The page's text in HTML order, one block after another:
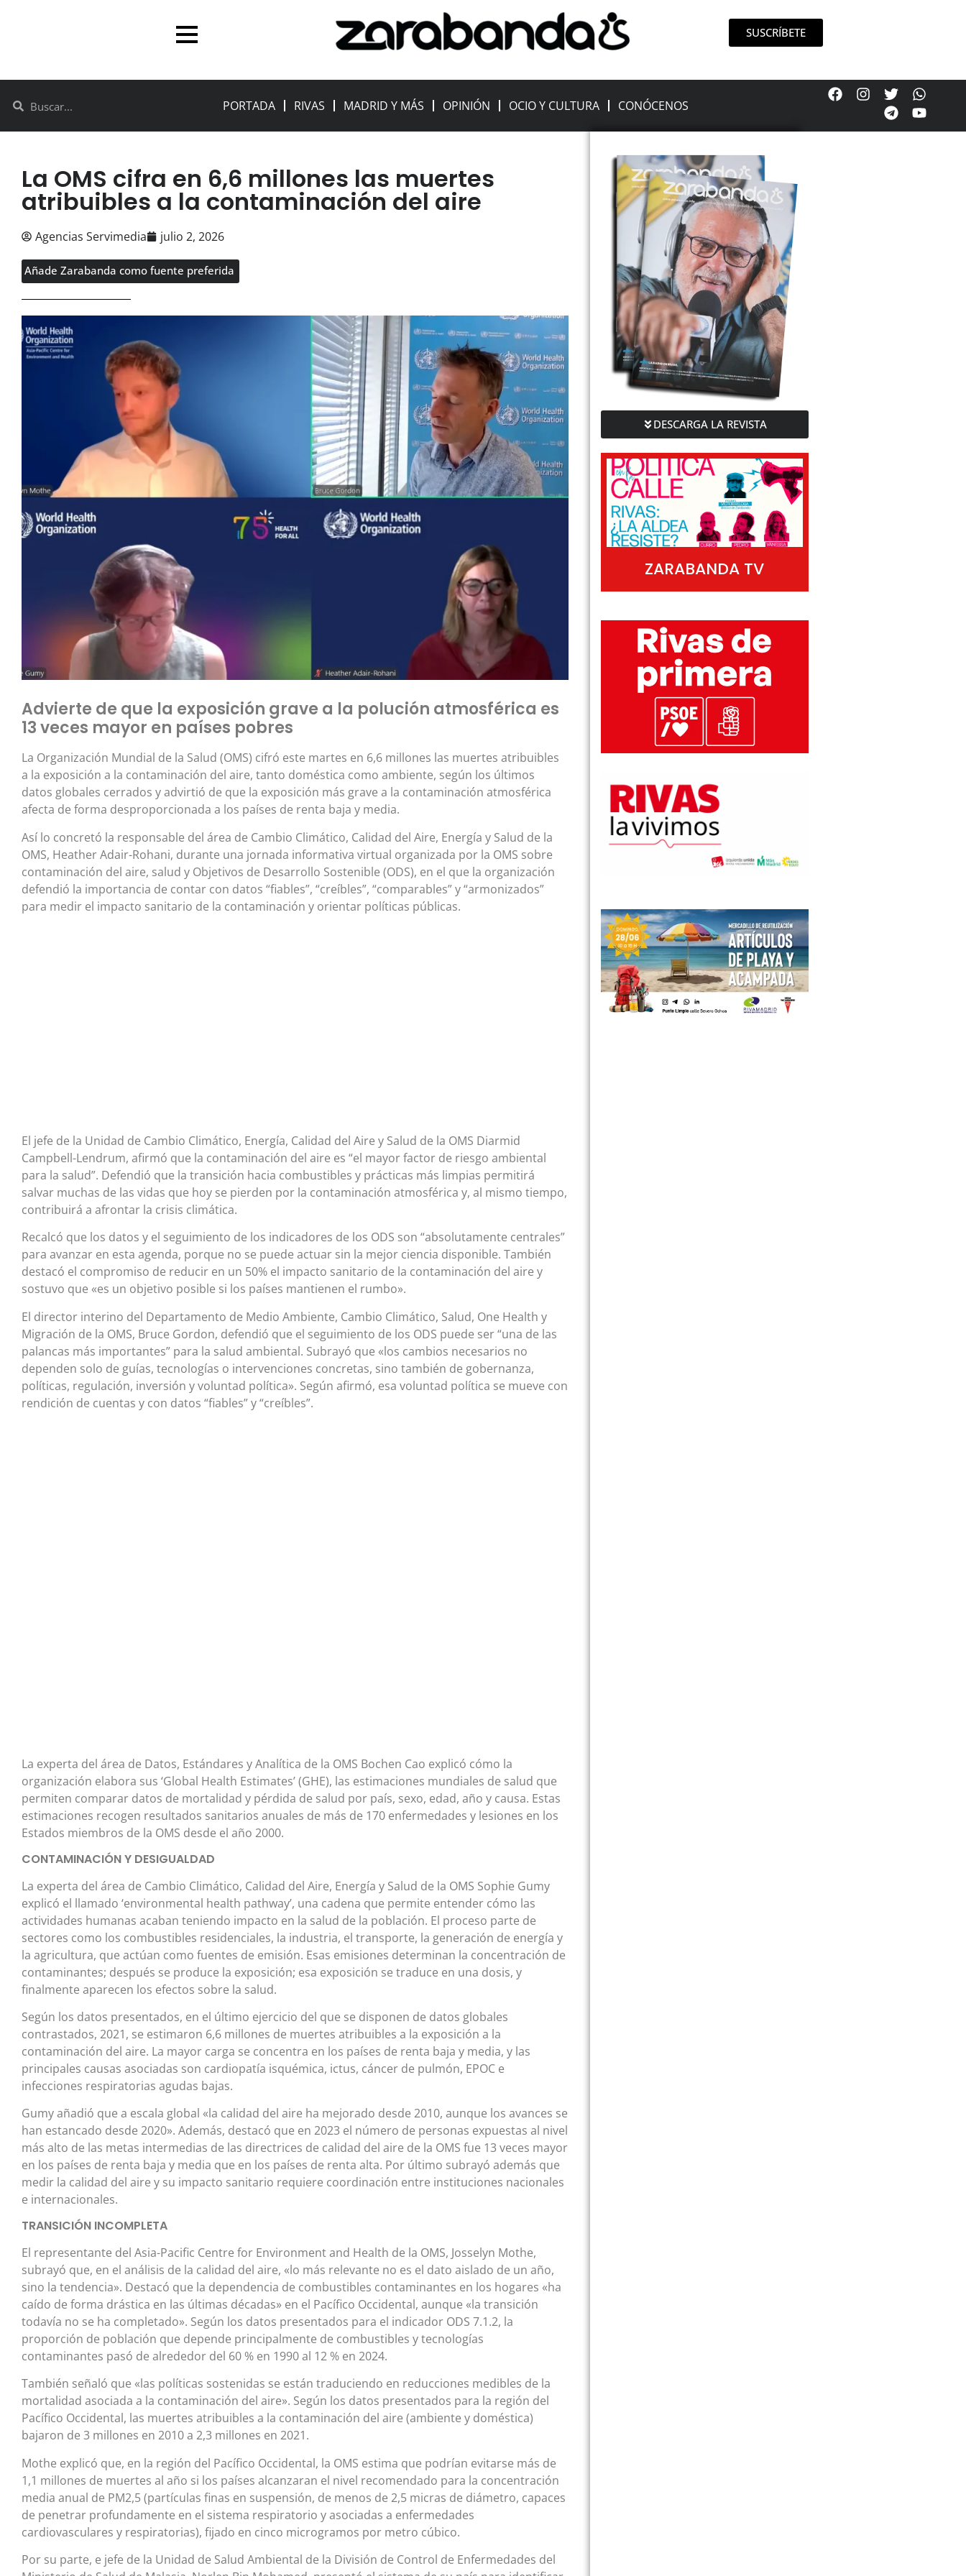
SUSCRÍBETE
PORTADA RIVAS MADRID Y MÁS OPINIÓN OCIO Y CULTURA CONÓCENOS
La OMS cifra en 6,6 millones las muertes
atribuibles a la contaminación del aire
Agencias Servimedia julio 2, 2026
Añade Zarabanda como fuente preferida
Advierte de que la exposición grave a la polución atmosférica es
13 veces mayor en países pobres
La Organización Mundial de la Salud (OMS) cifró este martes en 6,6 millones las muertes atribuibles
a la exposición a la contaminación del aire, tanto doméstica como ambiente, según los últimos
datos globales cerrados y advirtió de que la exposición más grave a la contaminación atmosférica
afecta de forma desproporcionada a los países de renta baja y media.
Así lo concretó la responsable del área de Cambio Climático, Calidad del Aire, Energía y Salud de la
OMS, Heather Adair-Rohani, durante una jornada informativa virtual organizada por la OMS sobre
contaminación del aire, salud y Objetivos de Desarrollo Sostenible (ODS), en el que la organización
defendió la importancia de contar con datos “fiables”, “creíbles”, “comparables” y “armonizados”
para medir el impacto sanitario de la contaminación y orientar políticas públicas.
El jefe de la Unidad de Cambio Climático, Energía, Calidad del Aire y Salud de la OMS Diarmid
Campbell-Lendrum, afirmó que la contaminación del aire es “el mayor factor de riesgo ambiental
para la salud”. Defendió que la transición hacia combustibles y prácticas más limpias permitirá
salvar muchas de las vidas que hoy se pierden por la contaminación atmosférica y, al mismo tiempo,
contribuirá a afrontar la crisis climática.
Recalcó que los datos y el seguimiento de los indicadores de los ODS son “absolutamente centrales”
para avanzar en esta agenda, porque no se puede actuar sin la mejor ciencia disponible. También
destacó el compromiso de reducir en un 50% el impacto sanitario de la contaminación del aire y
sostuvo que «es un objetivo posible si los países mantienen el rumbo».
El director interino del Departamento de Medio Ambiente, Cambio Climático, Salud, One Health y
Migración de la OMS, Bruce Gordon, defendió que el seguimiento de los ODS puede ser “una de las
palancas más importantes” para la salud ambiental. Subrayó que «los cambios necesarios no
dependen solo de guías, tecnologías o intervenciones concretas, sino también de gobernanza,
políticas, regulación, inversión y voluntad política». Según afirmó, esa voluntad política se mueve con
rendición de cuentas y con datos “fiables” y “creíbles”.
La experta del área de Datos, Estándares y Analítica de la OMS Bochen Cao explicó cómo la
organización elabora sus ‘Global Health Estimates’ (GHE), las estimaciones mundiales de salud que
permiten comparar datos de mortalidad y pérdida de salud por país, sexo, edad, año y causa. Estas
estimaciones recogen resultados sanitarios anuales de más de 170 enfermedades y lesiones en los
Estados miembros de la OMS desde el año 2000.
CONTAMINACIÓN Y DESIGUALDAD
La experta del área de Cambio Climático, Calidad del Aire, Energía y Salud de la OMS Sophie Gumy
explicó el llamado ‘environmental health pathway’, una cadena que permite entender cómo las
actividades humanas acaban teniendo impacto en la salud de la población. El proceso parte de
sectores como los combustibles residenciales, la industria, el transporte, la generación de energía y
la agricultura, que actúan como fuentes de emisión. Esas emisiones determinan la concentración de
contaminantes; después se produce la exposición; esa exposición se traduce en una dosis, y
finalmente aparecen los efectos sobre la salud.
Según los datos presentados, en el último ejercicio del que se disponen de datos globales
contrastados, 2021, se estimaron 6,6 millones de muertes atribuibles a la exposición a la
contaminación del aire. La mayor carga se concentra en los países de renta baja y media, y las
principales causas asociadas son cardiopatía isquémica, ictus, cáncer de pulmón, EPOC e
infecciones respiratorias agudas bajas.
Gumy añadió que a escala global «la calidad del aire ha mejorado desde 2010, aunque los avances se
han estancado desde 2020». Además, destacó que en 2023 el número de personas expuestas al nivel
más alto de las metas intermedias de las directrices de calidad del aire de la OMS fue 13 veces mayor
en los países de renta baja y media que en los países de renta alta. Por último subrayó además que
medir la calidad del aire y su impacto sanitario requiere coordinación entre instituciones nacionales
e internacionales.
TRANSICIÓN INCOMPLETA
El representante del Asia-Pacific Centre for Environment and Health de la OMS, Josselyn Mothe,
subrayó que, en el análisis de la calidad del aire, «lo más relevante no es el dato aislado de un año,
sino la tendencia». Destacó que la dependencia de combustibles contaminantes en los hogares «ha
caído de forma drástica en las últimas décadas» en el Pacífico Occidental, aunque «la transición
todavía no se ha completado». Según los datos presentados para el indicador ODS 7.1.2, la
proporción de población que depende principalmente de combustibles y tecnologías
contaminantes pasó de alrededor del 60 % en 1990 al 12 % en 2024.
También señaló que «las políticas sostenidas se están traduciendo en reducciones medibles de la
mortalidad asociada a la contaminación del aire». Según los datos presentados para la región del
Pacífico Occidental, las muertes atribuibles a la contaminación del aire (ambiente y doméstica)
bajaron de 3 millones en 2010 a 2,3 millones en 2021.
Mothe explicó que, en la región del Pacífico Occidental, la OMS estima que podrían evitarse más de
1,1 millones de muertes al año si los países alcanzaran el nivel recomendado para la concentración
media anual de PM2,5 (partículas finas en suspensión, de menos de 2,5 micras de diámetro, capaces
de penetrar profundamente en el sistema respiratorio y asociadas a enfermedades
cardiovasculares y respiratorias), fijado en cinco microgramos por metro cúbico.
Por su parte, e jefe de la Unidad de Salud Ambiental de la División de Control de Enfermedades del
DESCARGA LA REVISTA
ZARABANDA TV